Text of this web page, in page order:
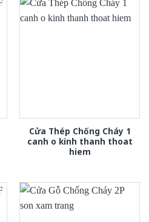
Cửa Thép Chống Cháy 1
canh o kinh thanh thoat
hiem